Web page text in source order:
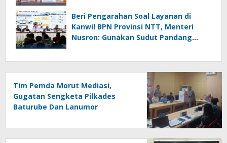
Beri Pengarahan Soal Layanan di
Kanwil BPN Provinsi NTT, Menteri
Nusron: Gunakan Sudut Pandang
Tim Pemda Morut Mediasi,
Gugatan Sengketa Pilkades
Baturube Dan Lanumor